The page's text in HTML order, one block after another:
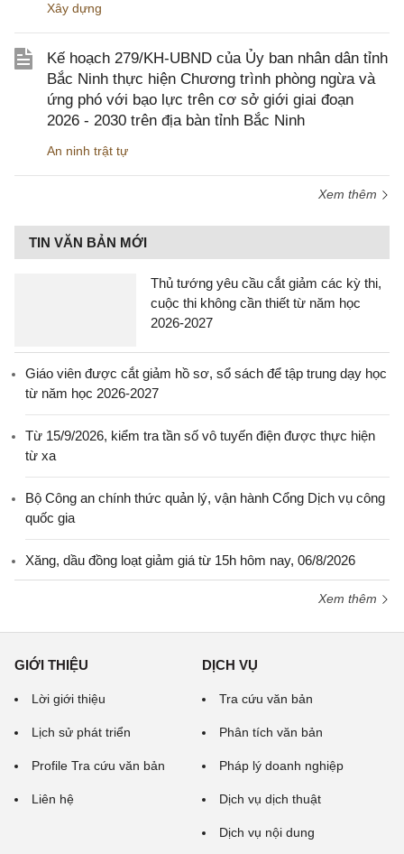
Xây dựng
Kế hoạch 279/KH-UBND của Ủy ban nhân dân tỉnh
Bắc Ninh thực hiện Chương trình phòng ngừa và
ứng phó với bạo lực trên cơ sở giới giai đoạn
2026 - 2030 trên địa bàn tỉnh Bắc Ninh
An ninh trật tự
Xem thêm
TIN VĂN BẢN MỚI
Thủ tướng yêu cầu cắt giảm các kỳ thi,
cuộc thi không cần thiết từ năm học
2026-2027
Giáo viên được cắt giảm hồ sơ, sổ sách để tập trung dạy học
từ năm học 2026-2027
Từ 15/9/2026, kiểm tra tần số vô tuyến điện được thực hiện
từ xa
Bộ Công an chính thức quản lý, vận hành Cổng Dịch vụ công
quốc gia
Xăng, dầu đồng loạt giảm giá từ 15h hôm nay, 06/8/2026
Xem thêm
GIỚI THIỆU
Lời giới thiệu
Lịch sử phát triển
Profile Tra cứu văn bản
Liên hệ
DỊCH VỤ
Tra cứu văn bản
Phân tích văn bản
Pháp lý doanh nghiệp
Dịch vụ dịch thuật
Dịch vụ nội dung